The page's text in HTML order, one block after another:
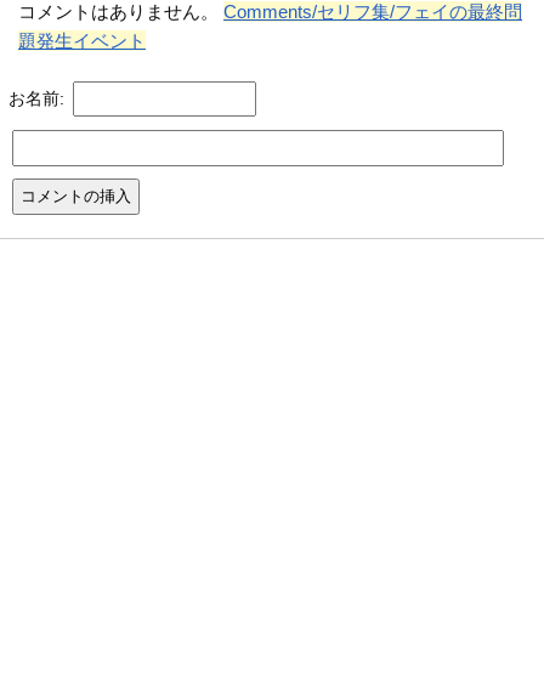
コメントはありません。Comments/セリフ集/フェイの最終問
題発生イベント
お名前: